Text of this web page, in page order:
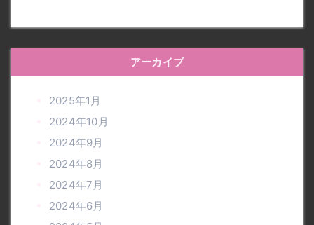
アーカイブ
2025年1月
2024年10月
2024年9月
2024年8月
2024年7月
2024年6月